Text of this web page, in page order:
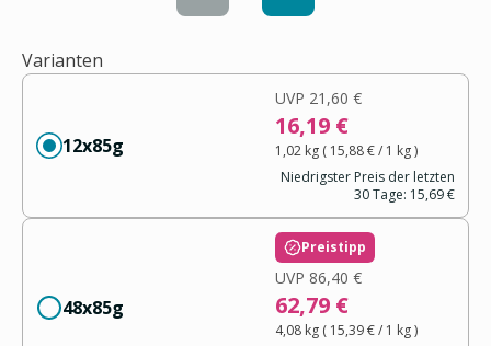
Varianten
12x85g
UVP 21,60 €
16,19 €
1,02 kg( 15,88 €/ 1 kg)
Niedrigster Preis der letzten
30 Tage: 15,69 €
48x85g
Preistipp
UVP 86,40 €
62,79 €
4,08 kg( 15,39 €/ 1 kg)